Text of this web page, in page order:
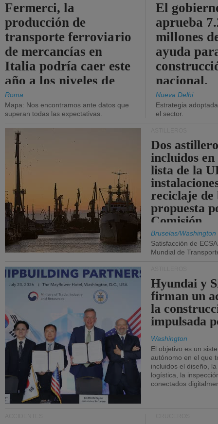
Fermerci, la
producción de
transporte ferroviario
de mercancías en
Italia podría caer este
año a los niveles de
2015.
Roma
Mapa: Nos encontramos ante datos que
superan todas las expectativas.
El
aprueba
millones
ayuda
nacional.
Nueva Delhi
Estrategia
el sector.
Dos
incluidos
lista de la
reciclaje de
propuesta
Comisión.
Bruselas/Washington
Satisfacción de
Mundial de
Hyundai y
firman un
la
impulsada
Washington
El objetivo es un
autónomo en el que
incluidos el diseño,
logística, la
conectados